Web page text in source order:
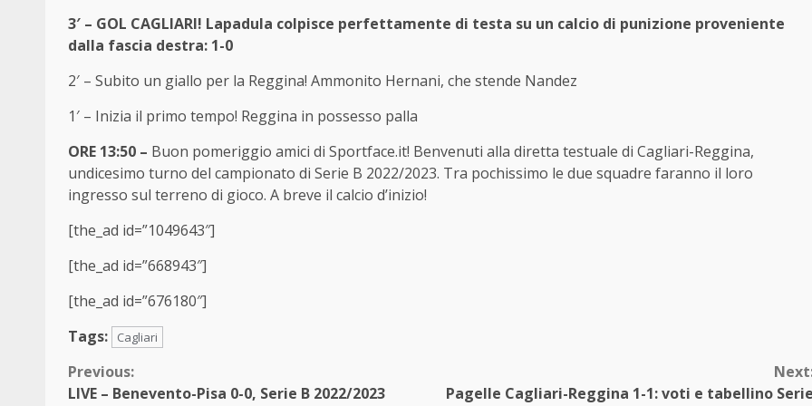
3′ – GOL CAGLIARI! Lapadula colpisce perfettamente di testa su un calcio di punizione proveniente
dalla fascia destra: 1-0
2′ – Subito un giallo per la Reggina! Ammonito Hernani, che stende Nandez
1′ – Inizia il primo tempo! Reggina in possesso palla
ORE 13:50 – Buon pomeriggio amici di Sportface.it! Benvenuti alla diretta testuale di Cagliari-Reggina,
undicesimo turno del campionato di Serie B 2022/2023. Tra pochissimo le due squadre faranno il loro
ingresso sul terreno di gioco. A breve il calcio d’inizio!
[the_ad id=”1049643″]
[the_ad id=”668943″]
[the_ad id=”676180″]
Tags:
Cagliari
Continue
Previous:
LIVE – Benevento-Pisa 0-0, Serie B 2022/2023
Pagelle Cagliari-Reggina 1-1: voti e tabellino